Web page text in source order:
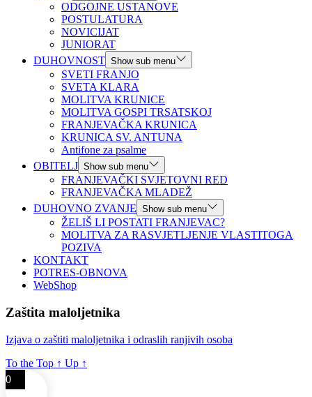
ODGOJNE USTANOVE
POSTULATURA
NOVICIJAT
JUNIORAT
DUHOVNOST Show sub menu
SVETI FRANJO
SVETA KLARA
MOLITVA KRUNICE
MOLITVA GOSPI TRSATSKOJ
FRANJEVAČKA KRUNICA
KRUNICA SV. ANTUNA
Antifone za psalme
OBITELJ Show sub menu
FRANJEVAČKI SVJETOVNI RED
FRANJEVAČKA MLADEŽ
DUHOVNO ZVANJE Show sub menu
ŽELIŠ LI POSTATI FRANJEVAC?
MOLITVA ZA RASVJETLJENJE VLASTITOGA
POZIVA
KONTAKT
POTRES-OBNOVA
WebShop
Zaštita maloljetnika
Izjava o zaštiti maloljetnika i odraslih ranjivih osoba
To the Top ↑ Up ↑
0